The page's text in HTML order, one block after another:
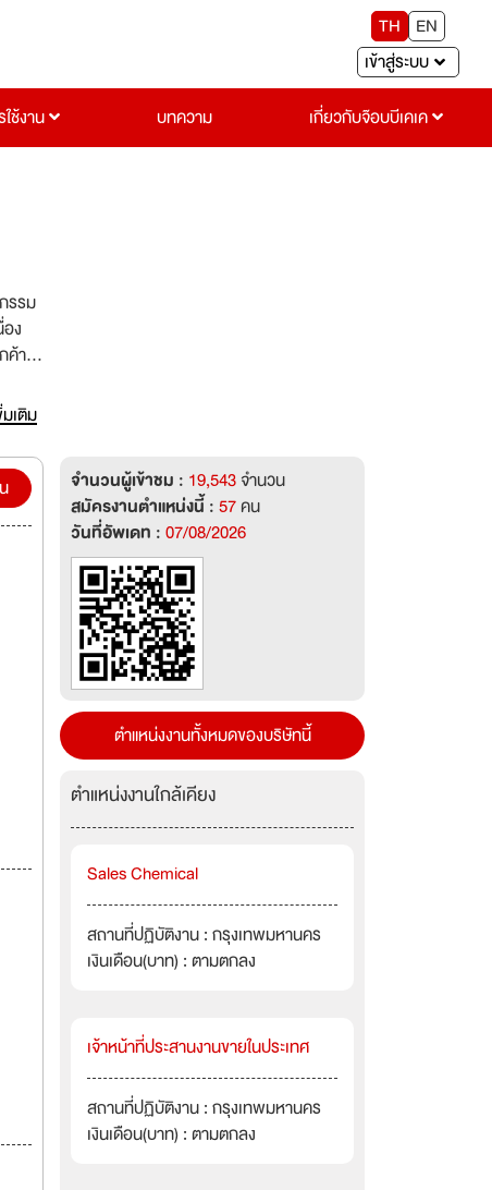
TH
EN
เข้าสู่ระบบ
ช้งาน บทความ เกี่ยวกับจ๊อบบีเคเค
รรม
ง
ค้า
เติม
จำนวนผู้เข้าชม : 19,543จำนวน
สมัครงานตำแหน่งนี้ :57คน
วันที่อัพเดท :07/08/2026
ตำแหน่งงานทั้งหมดของบริษัทนี้
ตำแหน่งงานใกล้เคียง
Sales Chemical
สถานที่ปฏิบัติงาน : กรุงเทพมหานคร
เงินเดือน(บาท) : ตามตกลง
เจ้าหน้าที่ประสานงานขายในประเทศ
สถานที่ปฏิบัติงาน : กรุงเทพมหานคร
เงินเดือน(บาท) : ตามตกลง